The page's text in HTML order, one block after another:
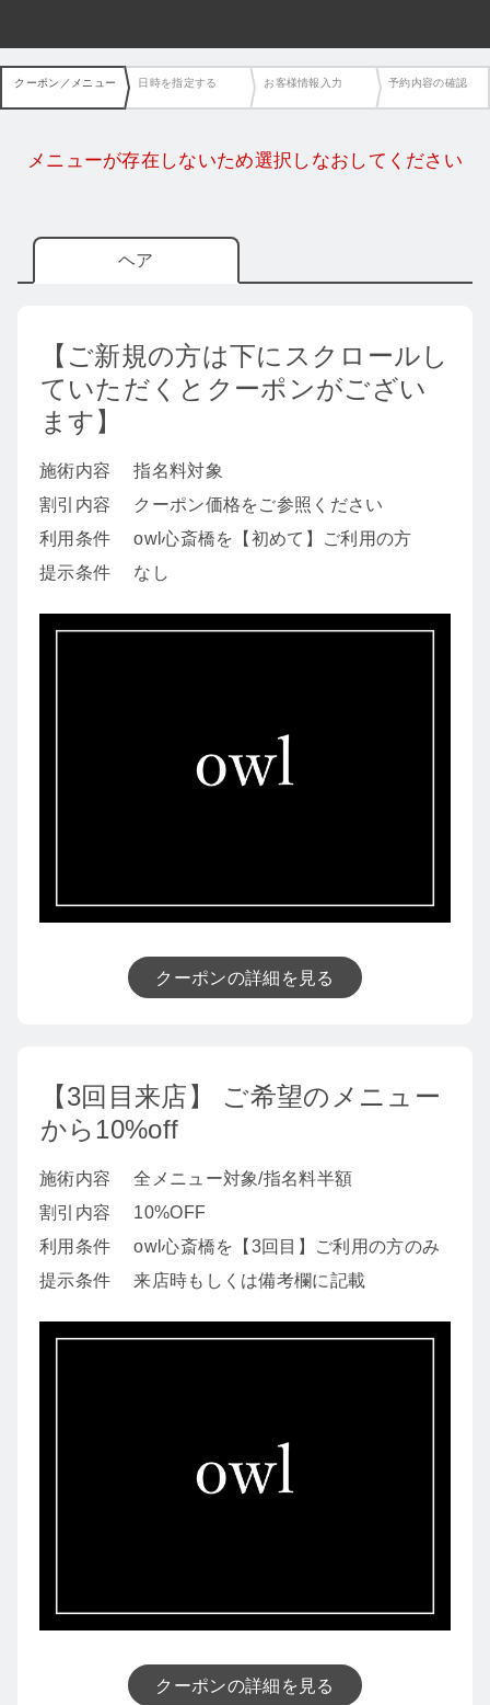
クーポン／メニュー 日時を指定する お客様情報入力 予約内容の確認
メニューが存在しないため選択しなおしてください
ヘア
【ご新規の方は下にスクロールし
ていただくとクーポンがござい
ます】
施術内容
指名料対象
割引内容
クーポン価格をご参照ください
利用条件
owl心斎橋を【初めて】ご利用の方
提示条件
なし
クーポンの詳細を見る
【3回目来店】 ご希望のメニュー
から10%off
施術内容
全メニュー対象/指名料半額
割引内容
10%OFF
利用条件
owl心斎橋を【3回目】ご利用の方のみ
提示条件
来店時もしくは備考欄に記載
クーポンの詳細を見る